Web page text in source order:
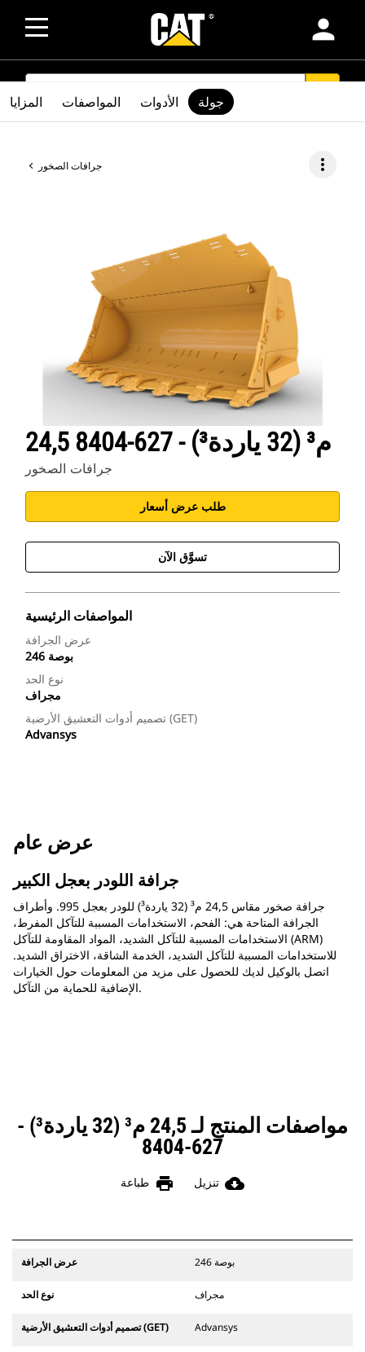
person
SEARCH
جرافات الصخور more_vert
24,5 م³ (32 ياردة³) - 627-8404
جرافات الصخور
طلب عرض أسعار
تسوَّق الآن
المواصفات الرئيسية
عرض الجرافة
246 بوصة
نوع الحد
مجراف
تصميم أدوات التعشيق الأرضية (GET)
Advansys
المزايا المواصفات الأدوات جولة
عرض عام
جرافة اللودر بعجل الكبير
جرافة صخور مقاس 24,5 م³ (32 ياردة³) للودر بعجل 995. وأطراف
الجرافة المتاحة هي: الفحم، الاستخدامات المسببة للتآكل المفرط،
الاستخدامات المسببة للتآكل الشديد، المواد المقاومة للتآكل (ARM)
للاستخدامات المسببة للتآكل الشديد، الخدمة الشاقة، الاختراق الشديد.
اتصل بالوكيل لديك للحصول على مزيد من المعلومات حول الخيارات
الإضافية للحماية من التآكل.
مواصفات المنتج لـ 24,5 م³ (32 ياردة³) -
627-8404
cloud_download تنزيل print طباعة
عرض الجرافة 246 بوصة
نوع الحد مجراف
تصميم أدوات التعشيق الأرضية (GET) Advansys